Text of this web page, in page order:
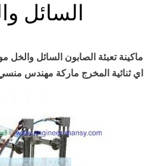
السائل
ماكينة تعبئة الصابون السائل والخل
اي ثنائية المخرج ماركة مهندس